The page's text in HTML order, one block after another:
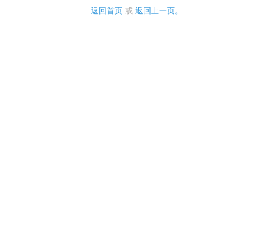
返回首页 或 返回上一页。